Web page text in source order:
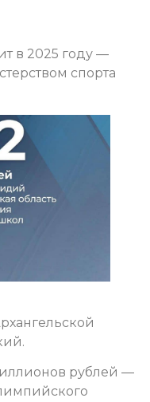
в 2025 году —
спорта
рублей —